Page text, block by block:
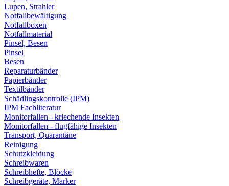
Lupen, Strahler
Notfallbewältigung
Notfallboxen
Notfallmaterial
Pinsel, Besen
Pinsel
Besen
Reparaturbänder
Papierbänder
Textilbänder
Schädlingskontrolle (IPM)
IPM Fachliteratur
Monitorfallen - kriechende Insekten
Monitorfallen - flugfähige Insekten
Transport, Quarantäne
Reinigung
Schutzkleidung
Schreibwaren
Schreibhefte, Blöcke
Schreibgeräte, Marker